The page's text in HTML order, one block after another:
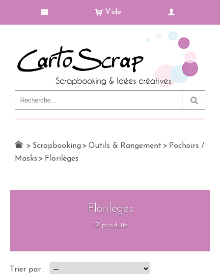
Vide
> Scrapbooking > Outils & Rangement > Pochoirs /
Masks > Florilèges
Florilèges
12 produits
Trier par :